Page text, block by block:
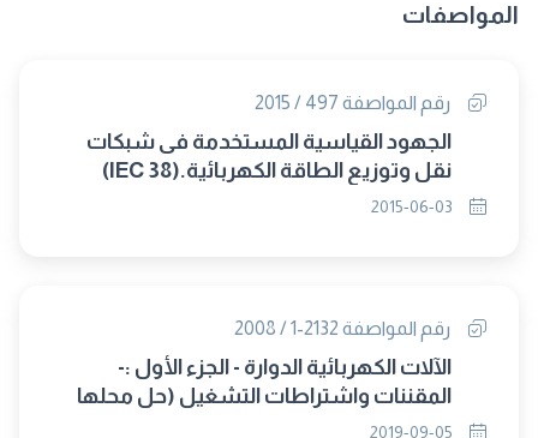
المواصفات
رقم المواصفة 497 / 2015
الجهود القياسية المستخدمة فى شبكات
نقل وتوزيع الطاقة الكهربائية.(IEC 38)
رقم المواصفة 2132-1 / 2008
الآلات الكهربائية الدوارة - الجزء الأول :-
المقننات واشتراطات التشغيل (حل محلها
8268/2019)